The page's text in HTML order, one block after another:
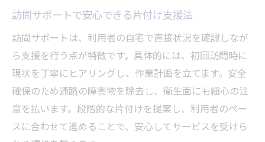
訪問サポートで安心できる片付け支援法
訪問サポートは、利用者の自宅で直接状況を確認しなが
ら支援を行う点が特徴です。具体的には、初回訪問時に
現状を丁寧にヒアリングし、作業計画を立てます。安全
確保のため通路の障害物を除去し、衛生面にも細心の注
意を払います。段階的な片付けを提案し、利用者のペー
スに合わせて進めることで、安心してサービスを受けら